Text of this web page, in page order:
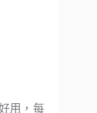
用，每